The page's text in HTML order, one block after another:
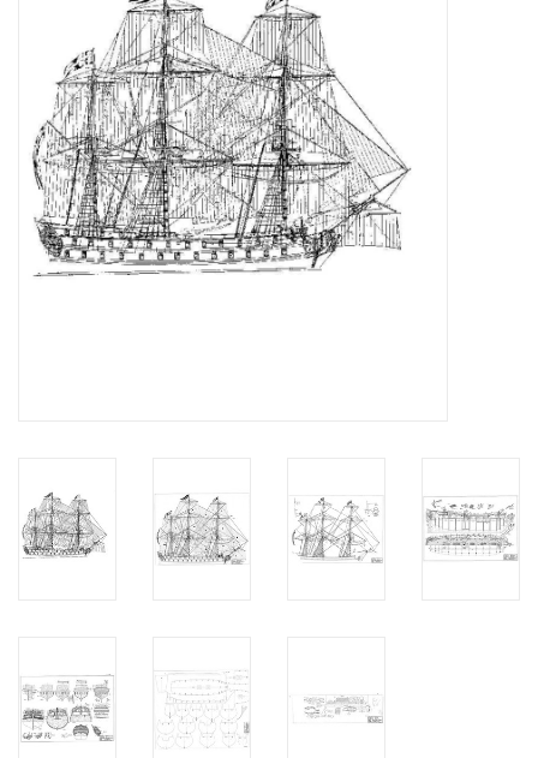
Tijdschriften
Nieuwe tekeningen
NIEUWE TIJDSCHRIFTEN
ABONNEMENT DE
MODELBOUWER